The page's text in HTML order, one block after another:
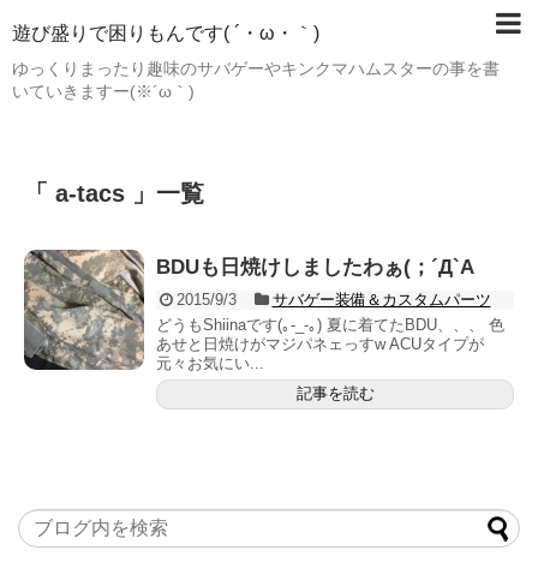
遊び盛りで困りもんです( ´・ω・｀)
ゆっくりまったり趣味のサバゲーやキンクマハムスターの事を書
いていきますー(※´ω｀)
「 a-tacs 」一覧
BDUも日焼けしましたわぁ(；´Д`A
2015/9/3
サバゲー装備＆カスタムパーツ
どうもShiinaです(｡-_-｡) 夏に着てたBDU、、、 色
あせと日焼けがマジパネェっすw ACUタイプが
元々お気にい...
記事を読む